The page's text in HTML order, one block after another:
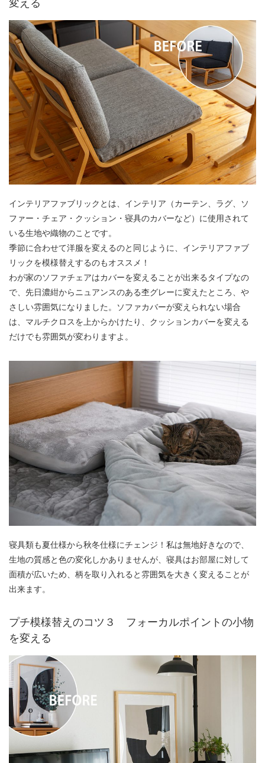
変える
インテリアファブリックとは、インテリア（カーテン、ラグ、ソ
ファー・チェア・クッション・寝具のカバーなど）に使用されて
いる生地や織物のことです。
季節に合わせて洋服を変えるのと同じように、インテリアファブ
リックを模様替えするのもオススメ！
わが家のソファチェアはカバーを変えることが出来るタイプなの
で、先日濃紺からニュアンスのある杢グレーに変えたところ、や
さしい雰囲気になりました。ソファカバーが変えられない場合
は、マルチクロスを上からかけたり、クッションカバーを変える
だけでも雰囲気が変わりますよ。
寝具類も夏仕様から秋冬仕様にチェンジ！私は無地好きなので、
生地の質感と色の変化しかありませんが、寝具はお部屋に対して
面積が広いため、柄を取り入れると雰囲気を大きく変えることが
出来ます。
プチ模様替えのコツ３ フォーカルポイントの小物
を変える